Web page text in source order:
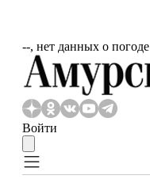
‐‐, нет данных о погоде
Войти